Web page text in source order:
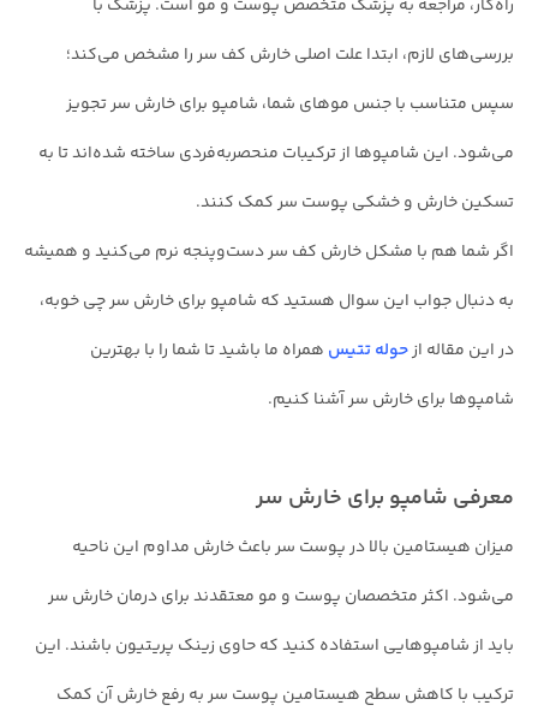
راه‌کار، مراجعه به پزشک متخصص پوست و مو است. پزشک با
بررسی‌های لازم، ابتدا علت اصلی خارش کف سر را مشخص می‌کند؛
سپس متناسب با جنس موهای شما، شامپو برای خارش سر تجویز
می‌شود. این شامپوها از ترکیبات منحصربه‌فردی ساخته شده‌اند تا به
تسکین خارش و خشکی پوست سر کمک کنند.
اگر شما هم با مشکل خارش کف سر دست‌وپنجه نرم می‌کنید و همیشه
به دنبال جواب این سوال هستید که شامپو برای خارش سر چی خوبه،
در این مقاله ازحوله تتیس همراه ما باشید تا شما را با بهترین
شامپوها برای خارش سر آشنا کنیم.
معرفی شامپو برای خارش سر
میزان هیستامین بالا در پوست سر باعث خارش مداوم این ناحیه
می‌شود. اکثر متخصصان پوست و مو معتقدند برای درمان خارش سر
باید از شامپوهایی استفاده کنید که حاوی زینک پریتیون باشند. این
ترکیب با کاهش سطح هیستامین پوست سر به رفع خارش آن کمک